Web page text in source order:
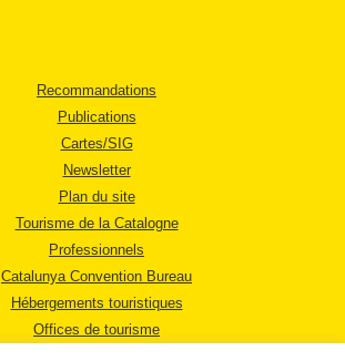
Recommandations
Publications
Cartes/SIG
Newsletter
Plan du site
Tourisme de la Catalogne
Professionnels
Catalunya Convention Bureau
Hébergements touristiques
Offices de tourisme